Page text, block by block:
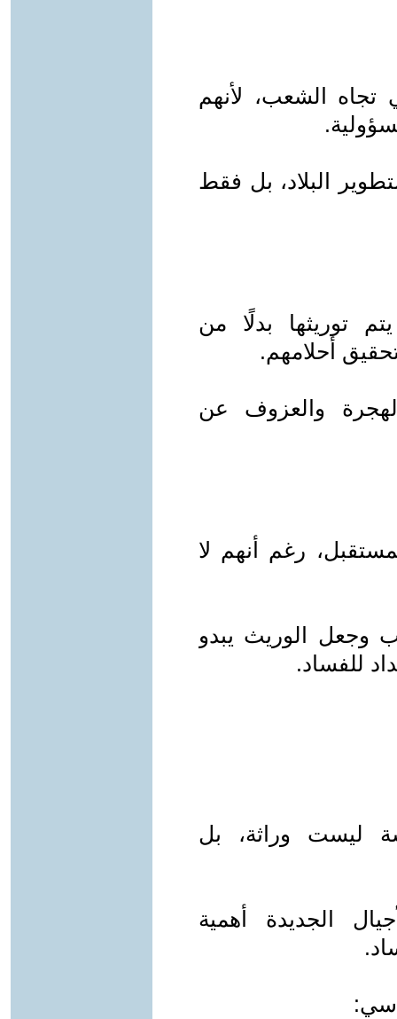
تجاه الشعب، لأنهم
البلاد، بل فقط
توريثها بدلًا من
أحلامهم.
والعزوف عن
رغم أنهم لا
وجعل الوريث يبدو
للفساد.
ليست وراثة، بل
الجديدة أهمية